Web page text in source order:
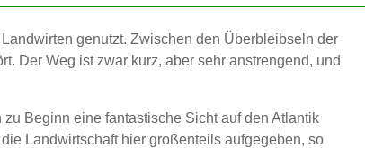
genutzt. Zwischen den Überbleibseln der
Der Weg ist zwar kurz, aber sehr anstrengend, und
Beginn eine fantastische Sicht auf den Atlantik
Landwirtschaft hier großenteils aufgegeben, so